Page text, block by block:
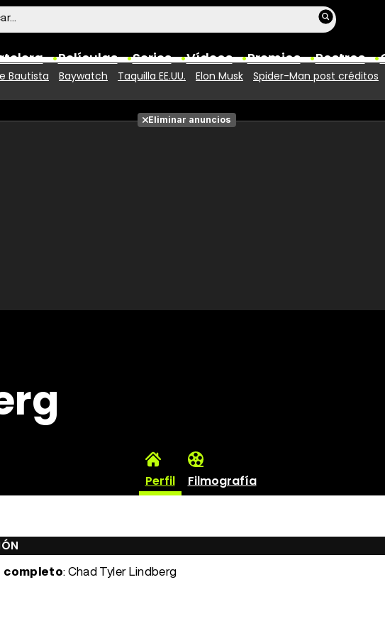
Películas Series Vídeos Premios Rostros
Fotos
Bautista Baywatch Taquilla EE.UU. Elon Musk Spider-Man post créditos
Eliminar anuncios
Perfil Filmografía
completo: Chad Tyler Lindberg